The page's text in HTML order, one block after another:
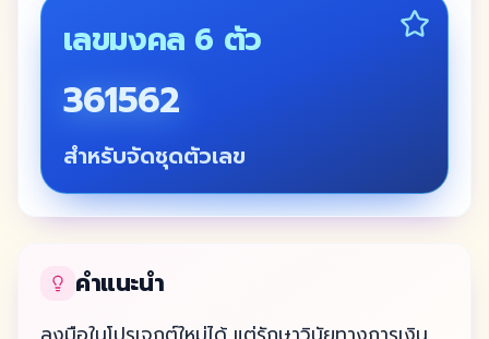
เลขมงคล 6 ตัว
361562
สำหรับจัดชุดตัวเลข
คำแนะนำ